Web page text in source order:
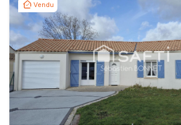
Vendu